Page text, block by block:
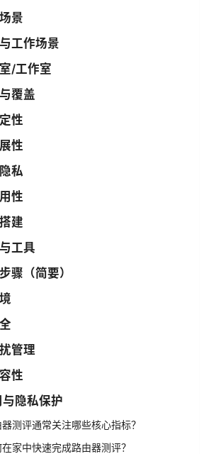
景
工作场景
/工作室
覆盖
性
性
私
性
建
工具
骤（简要）
管理
性
隐私保护
测评通常关注哪些核心指标？
家中快速完成路由器测评？